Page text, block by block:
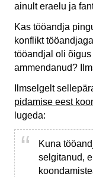
ainult eraelu ja
Kas tööandja
konflikt
tööandjal oli
ammendanud?
Ilmselgelt
pidamise eest
lugeda:
Kuna
selgitanud,